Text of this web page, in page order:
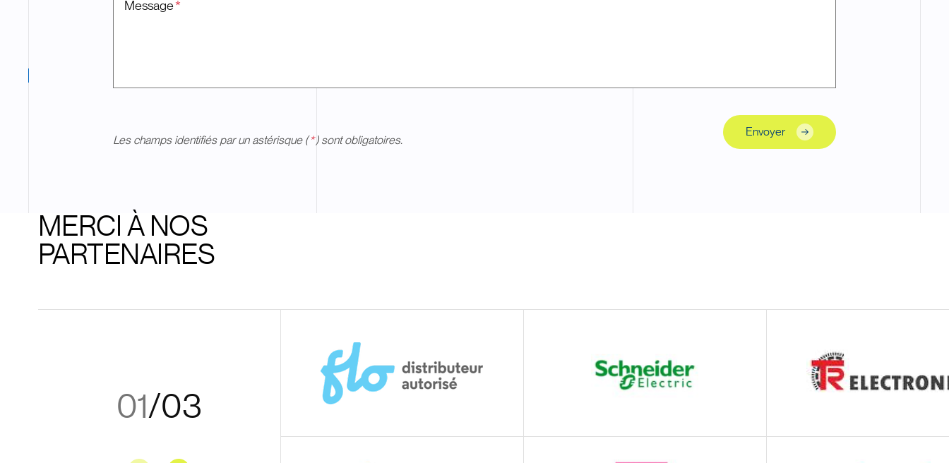
Message*
Les champs identifiés par un astérisque ( *) sont obligatoires.
Envoyer
MERCI À NOS
PARTENAIRES
01/03